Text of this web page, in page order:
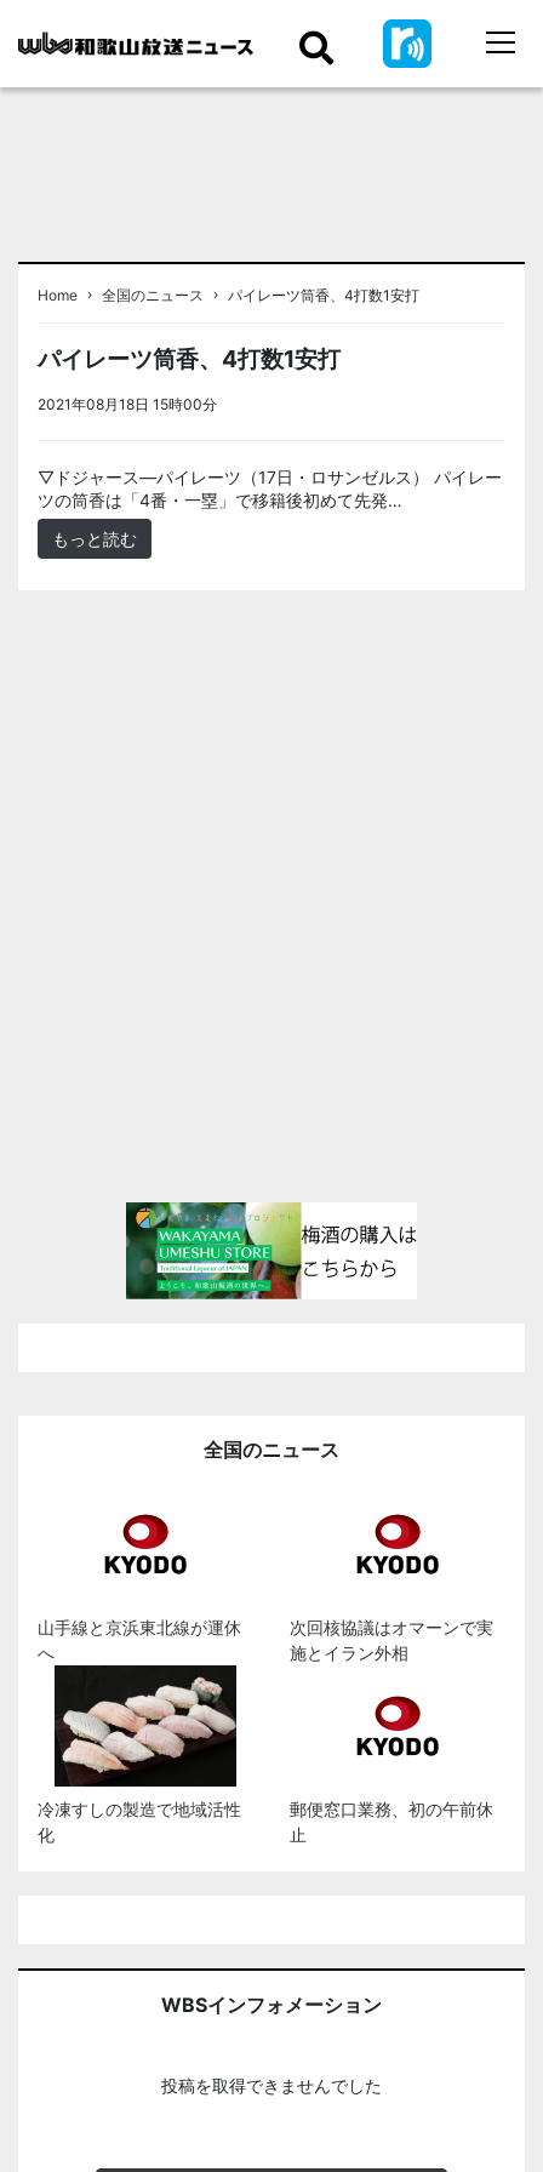
Home › 全国のニュース › パイレーツ筒香、4打数1安打
パイレーツ筒香、4打数1安打
2021年08月18日 15時00分
▽ドジャース―パイレーツ（17日・ロサンゼルス） パイレー
ツの筒香は「4番・一塁」で移籍後初めて先発…
もっと読む
全国のニュース
山手線と京浜東北線が運休
へ
次回核協議はオマーンで実
施とイラン外相
冷凍すしの製造で地域活性
化
郵便窓口業務、初の午前休
止
WBSインフォメーション
投稿を取得できませんでした